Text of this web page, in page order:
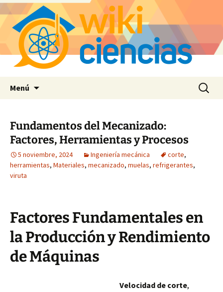
Menú Buscar:
Fundamentos del Mecanizado:
Factores, Herramientas y Procesos
5 noviembre, 2024 Ingeniería mecánica corte,
herramientas, Materiales, mecanizado, muelas, refrigerantes,
viruta
Factores Fundamentales en
la Producción y Rendimiento
de Máquinas
Velocidad de corte,